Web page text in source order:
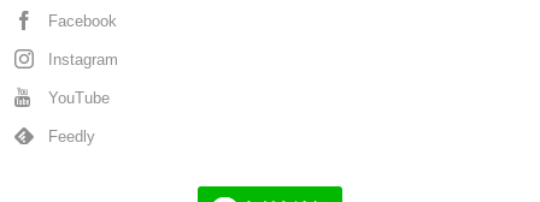
Facebook
Instagram
YouTube
Feedly